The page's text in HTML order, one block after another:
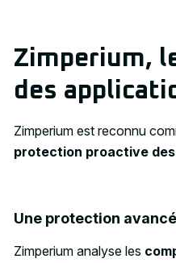
Zimperium,
des
Zimperium est reconnu
protection proactive
Une protection
Zimperium analyse les